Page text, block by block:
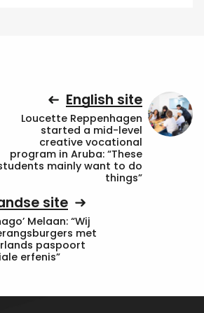
English site
Loucette Reppenhagen
started a mid-level
creative vocational
program in Aruba: “These
mainly want to do
things”
site
Melaan: “Wij
met
paspoort
erfenis”